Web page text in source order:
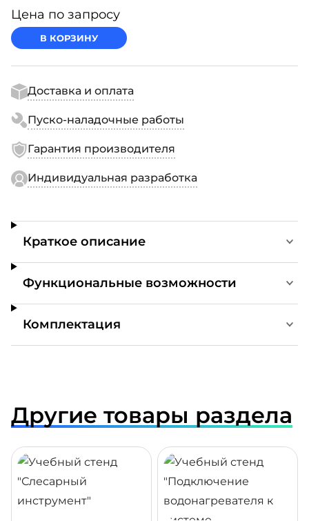
Цена по запросу
В КОРЗИНУ
Доставка и оплата
Пуско-наладочные работы
Гарантия производителя
Индивидуальная разработка
Краткое описание
Функциональные возможности
Комплектация
Другие товары раздела
ПОДРОБНЕЕ